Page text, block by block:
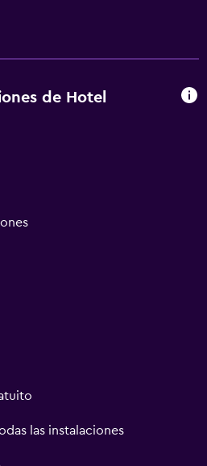
de Hotel
las instalaciones